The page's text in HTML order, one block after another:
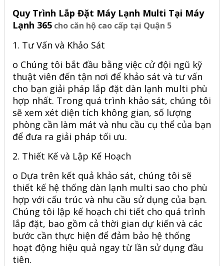
Quy Trình Lắp Đặt Máy Lạnh Multi Tại Máy
Lạnh 365 cho căn hộ cao cấp tại Quận 5
1. Tư Vấn và Khảo Sát
o Chúng tôi bắt đầu bằng việc cử đội ngũ kỹ
thuật viên đến tận nơi để khảo sát và tư vấn
cho bạn giải pháp lắp đặt dàn lạnh multi phù
hợp nhất. Trong quá trình khảo sát, chúng tôi
sẽ xem xét diện tích không gian, số lượng
phòng cần làm mát và nhu cầu cụ thể của bạn
để đưa ra giải pháp tối ưu.
2. Thiết Kế và Lập Kế Hoạch
o Dựa trên kết quả khảo sát, chúng tôi sẽ
thiết kế hệ thống dàn lạnh multi sao cho phù
hợp với cấu trúc và nhu cầu sử dụng của bạn.
Chúng tôi lập kế hoạch chi tiết cho quá trình
lắp đặt, bao gồm cả thời gian dự kiến và các
bước cần thực hiện để đảm bảo hệ thống
hoạt động hiệu quả ngay từ lần sử dụng đầu
tiên.